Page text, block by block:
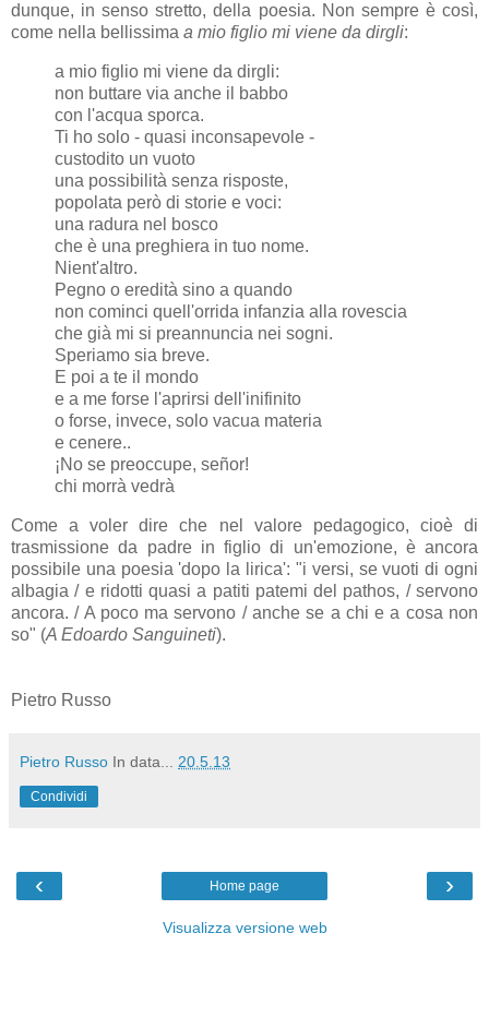
dunque, in senso stretto, della poesia. Non sempre è così,
come nella bellissima a mio figlio mi viene da dirgli:
a mio figlio mi viene da dirgli:
non buttare via anche il babbo
con l'acqua sporca.
Ti ho solo - quasi inconsapevole -
custodito un vuoto
una possibilità senza risposte,
popolata però di storie e voci:
una radura nel bosco
che è una preghiera in tuo nome.
Nient'altro.
Pegno o eredità sino a quando
non cominci quell'orrida infanzia alla rovescia
che già mi si preannuncia nei sogni.
Speriamo sia breve.
E poi a te il mondo
e a me forse l'aprirsi dell'inifinito
o forse, invece, solo vacua materia
e cenere..
¡No se preoccupe, señor!
chi morrà vedrà
Come a voler dire che nel valore pedagogico, cioè di
trasmissione da padre in figlio di un'emozione, è ancora
possibile una poesia 'dopo la lirica': "i versi, se vuoti di ogni
albagia / e ridotti quasi a patiti patemi del pathos, / servono
ancora. / A poco ma servono / anche se a chi e a cosa non
so" (A Edoardo Sanguineti).
Pietro Russo
Pietro Russo In data... 20.5.13
Condividi
‹ ›
Home page
Visualizza versione web